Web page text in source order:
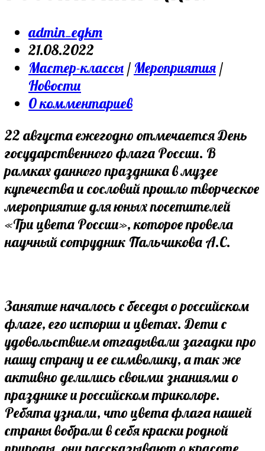
Post
author:
admin_egkm
Запись
опубликована:
21.08.2022
Post
category:
Мастер-классы / Мероприятия /
Новости
Post
0 комментариев
22 августа ежегодно отмечается День
государственного флага России. В
рамках данного праздника в музее
купечества и сословий прошло творческое
мероприятие для юных посетителей
«Три цвета России», которое провела
научный сотрудник Пальчикова А.С.
Занятие началось с беседы о российском
флаге, его истории и цветах. Дети с
удовольствием отгадывали загадки про
нашу страну и ее символику, а так же
активно делились своими знаниями о
празднике и российском триколоре.
Ребята узнали, что цвета флага нашей
страны вобрали в себя краски родной